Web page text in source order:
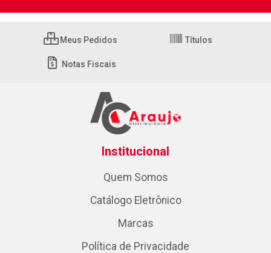
Meus Pedidos Títulos
Notas Fiscais
Institucional
Quem Somos
Catálogo Eletrônico
Marcas
Política de Privacidade